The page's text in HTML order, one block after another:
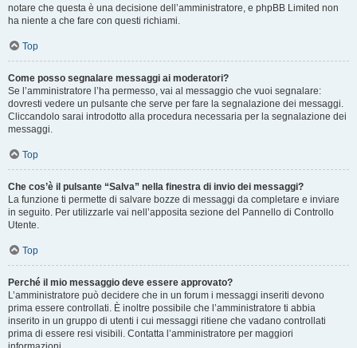
notare che questa è una decisione dell’amministratore, e phpBB Limited non
ha niente a che fare con questi richiami.
Top
Come posso segnalare messaggi ai moderatori?
Se l’amministratore l’ha permesso, vai al messaggio che vuoi segnalare:
dovresti vedere un pulsante che serve per fare la segnalazione dei messaggi.
Cliccandolo sarai introdotto alla procedura necessaria per la segnalazione dei
messaggi.
Top
Che cos’è il pulsante “Salva” nella finestra di invio dei messaggi?
La funzione ti permette di salvare bozze di messaggi da completare e inviare
in seguito. Per utilizzarle vai nell’apposita sezione del Pannello di Controllo
Utente.
Top
Perché il mio messaggio deve essere approvato?
L’amministratore può decidere che in un forum i messaggi inseriti devono
prima essere controllati. È inoltre possibile che l’amministratore ti abbia
inserito in un gruppo di utenti i cui messaggi ritiene che vadano controllati
prima di essere resi visibili. Contatta l’amministratore per maggiori